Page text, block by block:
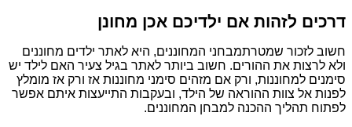
דרכים לזהות אם ילדיכם אכן מחונן
חשוב לזכור שמטרתמבחני המחוננים, היא לאתר ילדים מחוננים
ולא לרצות את ההורים. חשוב ביותר לאתר בגיל צעיר האם לילד יש
סימנים למחוננות, ורק אם מזהים סימני מחוננות אז ורק אז מומלץ
לפנות אל צוות ההוראה של הילד, ובעקבות התייעצות איתם אפשר
לפתוח תהליך ההכנה למבחן המחוננים.